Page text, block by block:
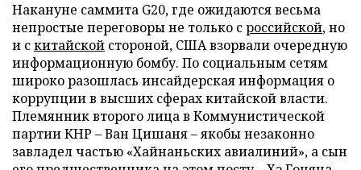
Накануне саммита G20, где ожидаются весьма
непростые переговоры не только сроссийской, но
и скитайской стороной, США взорвали очередную
информационную бомбу. По социальным сетям
широко разошлась инсайдерская информация о
коррупции в высших сферах китайской власти.
Племянник второго лица в Коммунистической
партии КНР – Ван Цишаня – якобы незаконно
завладел частью «Хайнаньских авиалиний», а сын